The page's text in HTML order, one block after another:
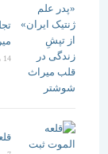
تجلیل
میراث
14 مرداد 1405
قلعه